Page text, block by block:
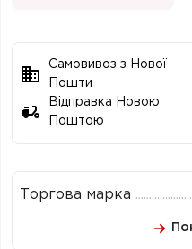
Самовивоз з Нової
Пошти
Відправка Новою
Поштою
Торгова марка